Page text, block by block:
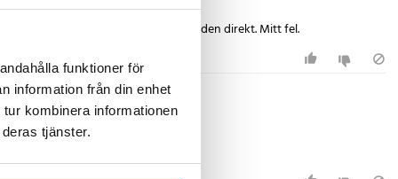
funktioner för
information från din enhet
kombinera informationen
tjänster.
jag behövde den för överhettades den direkt. Mitt fel.